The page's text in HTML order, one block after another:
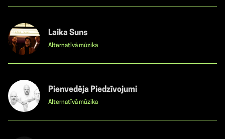
Laika Suns
Alternatīvā mūzika
Pienvedēja Piedzīvojumi
Alternatīvā mūzika